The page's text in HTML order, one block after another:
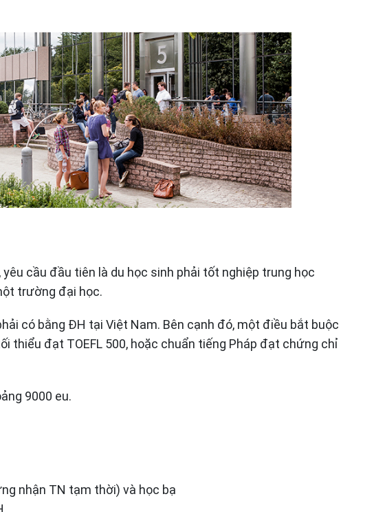
cầu đầu tiên là du học sinh phải tốt nghiệp trung học
trường đại học.
có bằng ĐH tại Việt Nam. Bên cạnh đó, một điều bắt buộc
thiểu đạt TOEFL 500, hoặc chuẩn tiếng Pháp đạt chứng chỉ
9000 eu.
nhận TN tạm thời) và học bạ